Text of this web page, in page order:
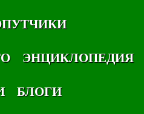
ЭНЦИКЛОПЕДИЯ
БЛОГИ